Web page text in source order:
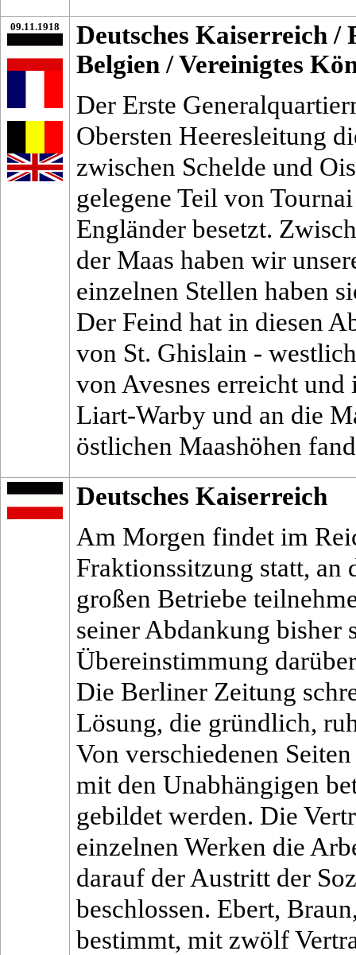
09.11.1918 Deutsches Kaiserreich /
Belgien /Vereinigtes
Der Erste
Obersten Heeresleitung
zwischen Schelde und
gelegene Teil von
Engländer besetzt.
der Maas haben wir
einzelnen Stellen haben
Der Feind hat in diesen
von St. Ghislain -
von Avesnes erreicht
Liart-Warby und an die
östlichen Maashöhen
Deutsches Kaiserreich
Am Morgen findet im
Fraktionssitzung statt, an
großen Betriebe
seiner Abdankung bisher
Übereinstimmung
Die Berliner Zeitung
Lösung, die gründlich,
Von verschiedenen
mit den Unabhängigen
gebildet werden. Die
einzelnen Werken die
darauf der Austritt der
beschlossen. Ebert,
bestimmt, mit zwölf